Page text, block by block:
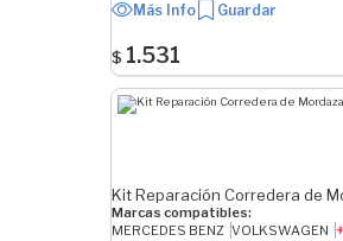
Más Info Guardar
$ 1.531
Kit Reparación Corredera de
Marcas compatibles:
MERCEDES BENZ VOLKSWAGEN